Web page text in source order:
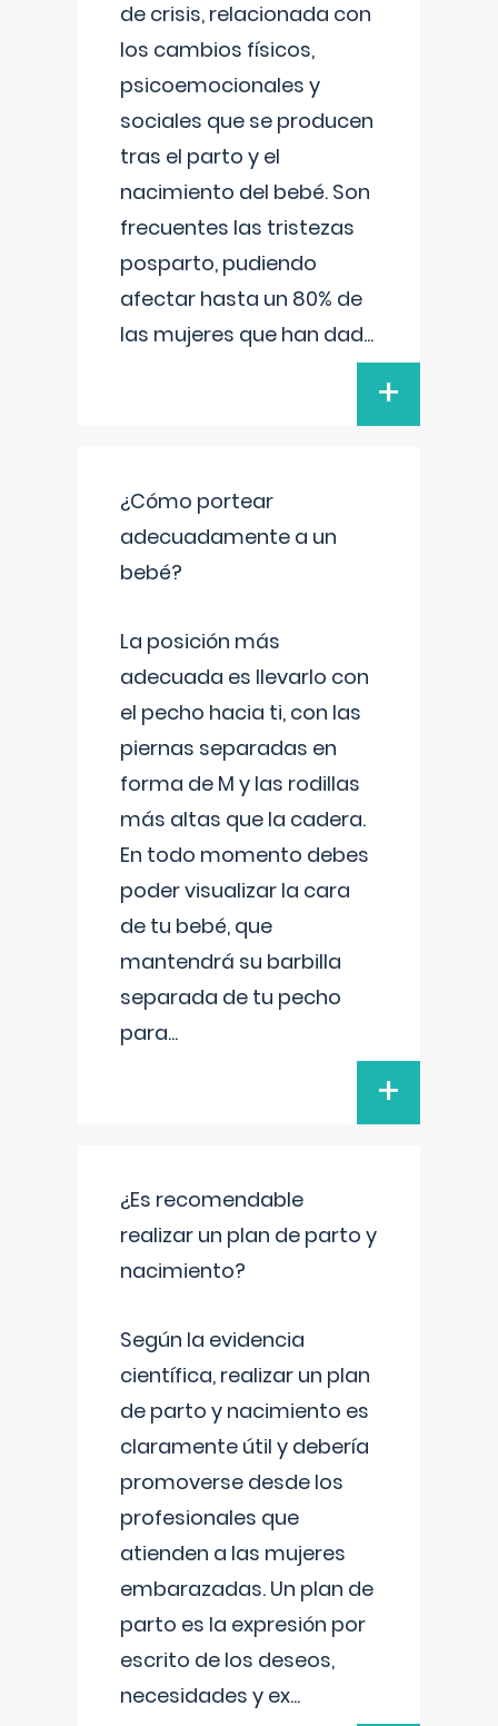
de crisis, relacionada con
los cambios físicos,
psicoemocionales y
sociales que se producen
tras el parto y el
nacimiento del bebé. Son
frecuentes las tristezas
posparto, pudiendo
afectar hasta un 80% de
las mujeres que han dad...
+
¿Cómo portear
adecuadamente a un
bebé?
La posición más
adecuada es llevarlo con
el pecho hacia ti, con las
piernas separadas en
forma de M y las rodillas
más altas que la cadera.
En todo momento debes
poder visualizar la cara
de tu bebé, que
mantendrá su barbilla
separada de tu pecho
para...
+
¿Es recomendable
realizar un plan de parto y
nacimiento?
Según la evidencia
científica, realizar un plan
de parto y nacimiento es
claramente útil y debería
promoverse desde los
profesionales que
atienden a las mujeres
embarazadas. Un plan de
parto es la expresión por
escrito de los deseos,
necesidades y ex...